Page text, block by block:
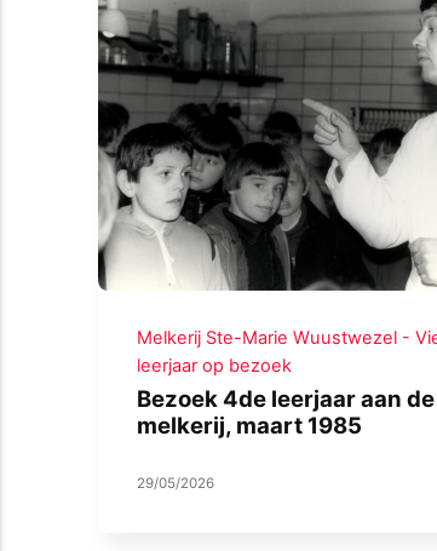
Melkerij Ste-Marie Wuustwezel -
leerjaar op bezoek
Bezoek 4de leerjaar aan de
melkerij, maart 1985
29/05/2026